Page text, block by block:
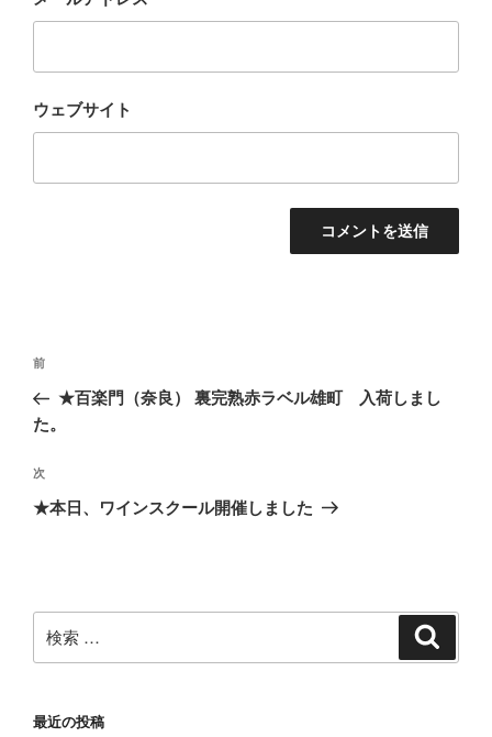
ウェブサイト
投
ナ
ゲ
ー
過
去
の
稿
前
★百楽門（奈良） 裏完熟赤ラベル雄町 入荷しまし
た。
次
の
次
★本日、ワインスクール開催しました
索:
最近の投稿